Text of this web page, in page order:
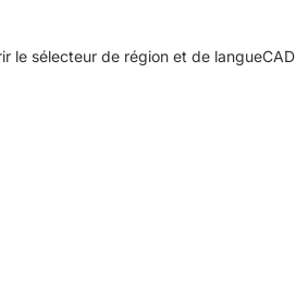
le sélecteur de région et de langueCAD